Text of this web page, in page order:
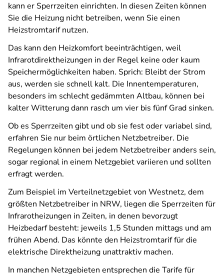
kann er Sperrzeiten einrichten. In diesen Zeiten können
Sie die Heizung nicht betreiben, wenn Sie einen
Heizstromtarif nutzen.
Das kann den Heizkomfort beeinträchtigen, weil
Infrarotdirektheizungen in der Regel keine oder kaum
Speichermöglichkeiten haben. Sprich: Bleibt der Strom
aus, werden sie schnell kalt. Die Innentemperaturen,
besonders im schlecht gedämmten Altbau, können bei
kalter Witterung dann rasch um vier bis fünf Grad sinken.
Ob es Sperrzeiten gibt und ob sie fest oder variabel sind,
erfahren Sie nur beim örtlichen Netzbetreiber. Die
Regelungen können bei jedem Netzbetreiber anders sein,
sogar regional in einem Netzgebiet variieren und sollten
erfragt werden.
Zum Beispiel im Verteilnetzgebiet von Westnetz, dem
größten Netzbetreiber in NRW, liegen die Sperrzeiten für
Infrarotheizungen in Zeiten, in denen bevorzugt
Heizbedarf besteht: jeweils 1,5 Stunden mittags und am
frühen Abend. Das könnte den Heizstromtarif für die
elektrische Direktheizung unattraktiv machen.
In manchen Netzgebieten entsprechen die Tarife für